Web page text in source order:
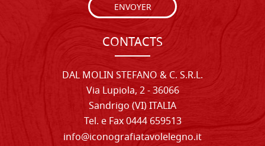
ENVOYER
CONTACTS
DAL MOLIN STEFANO & C. S.R.L.
Via Lupiola, 2 - 36066
Sandrigo (VI) ITALIA
Tel. e Fax 0444 659513
info@iconografiatavolelegno.it